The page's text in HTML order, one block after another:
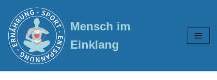
Zum
Inhalt
springen
Mensch im
Einklang